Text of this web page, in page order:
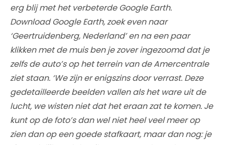
erg blij met het verbeterde Google Earth.
Download Google Earth, zoek even naar
‘Geertruidenberg, Nederland’ en na een paar
klikken met de muis ben je zover ingezoomd dat je
zelfs de auto’s op het terrein van de Amercentrale
ziet staan. ‘We zijn er enigszins door verrast. Deze
gedetailleerde beelden vallen als het ware uit de
lucht, we wisten niet dat het eraan zat te komen. Je
kunt op de foto’s dan wel niet heel veel meer op
zien dan op een goede stafkaart, maar dan nog: je